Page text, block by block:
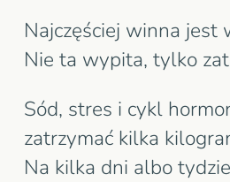
Najczęściej winna jest
Nie ta wypita, tylko
Sód, stres i cykl
zatrzymać kilka
Na kilka dni albo